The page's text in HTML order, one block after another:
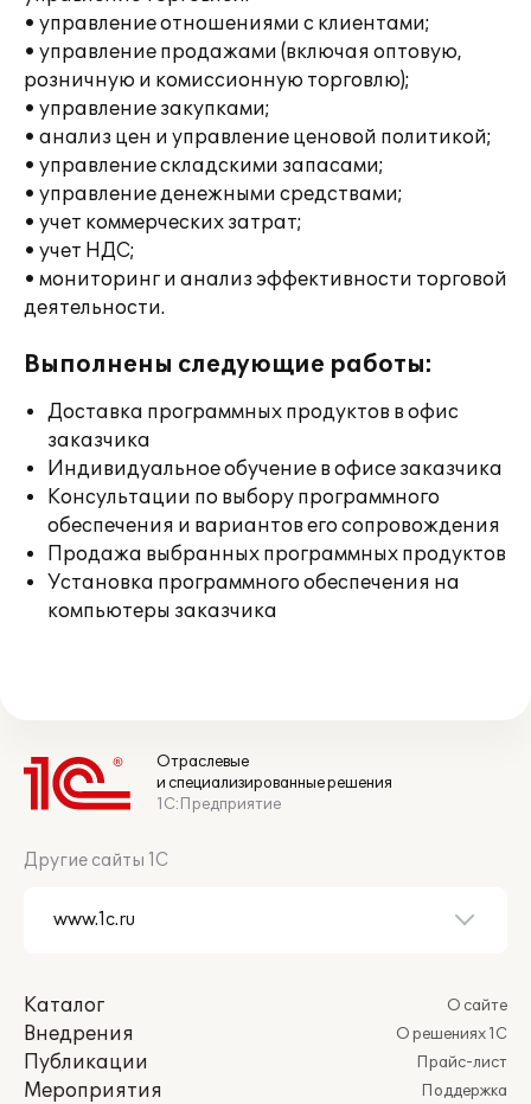
• управление отношениями с клиентами;
• управление продажами (включая оптовую,
розничную и комиссионную торговлю);
• управление закупками;
• анализ цен и управление ценовой политикой;
• управление складскими запасами;
• управление денежными средствами;
• учет коммерческих затрат;
• учет НДС;
• мониторинг и анализ эффективности торговой
деятельности.
Выполнены следующие работы:
Доставка программных продуктов в офис
заказчика
Индивидуальное обучение в офисе заказчика
Консультации по выбору программного
обеспечения и вариантов его сопровождения
Продажа выбранных программных продуктов
Установка программного обеспечения на
компьютеры заказчика
Отраслевые
и специализированные решения
1С:Предприятие
Другие сайты 1С
Каталог
Внедрения
Публикации
Мероприятия
О сайте
О решениях 1С
Прайс-лист
Поддержка